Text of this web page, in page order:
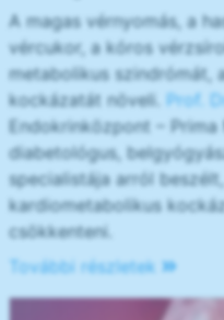
A magas vérnyomás, a
vércukor, a kóros
metabolikus szindrómát,
kockázatát növeli. Prof.
Endokrinközpont –
diabetológus,
specialistája arról
kardiometabolikus
csökkenteni.
További részletek